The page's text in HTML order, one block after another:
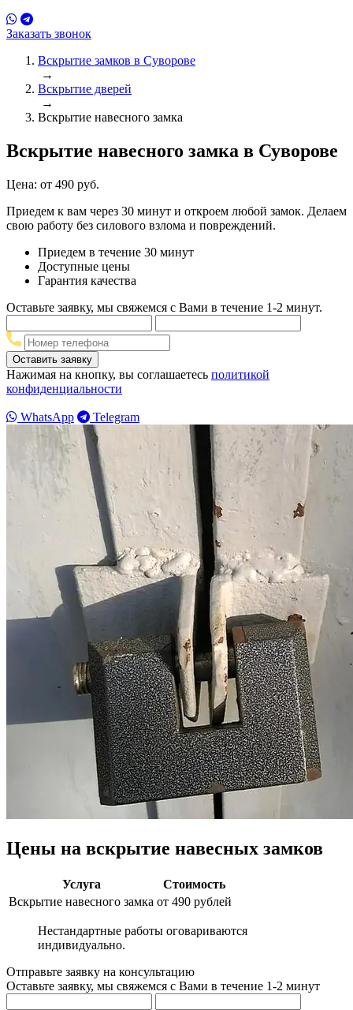
Заказать звонок
Вскрытие замков в Суворове
→
Вскрытие дверей
→
Вскрытие навесного замка
Вскрытие навесного замка в Суворове
Цена: от 490 руб.
Приедем к вам через 30 минут и откроем любой замок. Делаем
свою работу без силового взлома и повреждений.
Приедем в течение 30 минут
Доступные цены
Гарантия качества
Оставьте заявку, мы свяжемся с Вами в течение 1-2 минут.
Нажимая на кнопку, вы соглашаетесь политикой
конфиденциальности
WhatsApp Telegram
Цены на вскрытие навесных замков
Услуга
Стоимость
Вскрытие навесного замка от 490 рублей
Нестандартные работы оговариваются
индивидуально.
Отправьте заявку на консультацию
Оставьте заявку, мы свяжемся с Вами в течение 1-2 минут